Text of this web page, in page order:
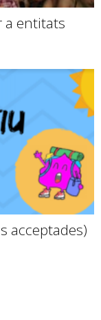
a entitats
acceptades)